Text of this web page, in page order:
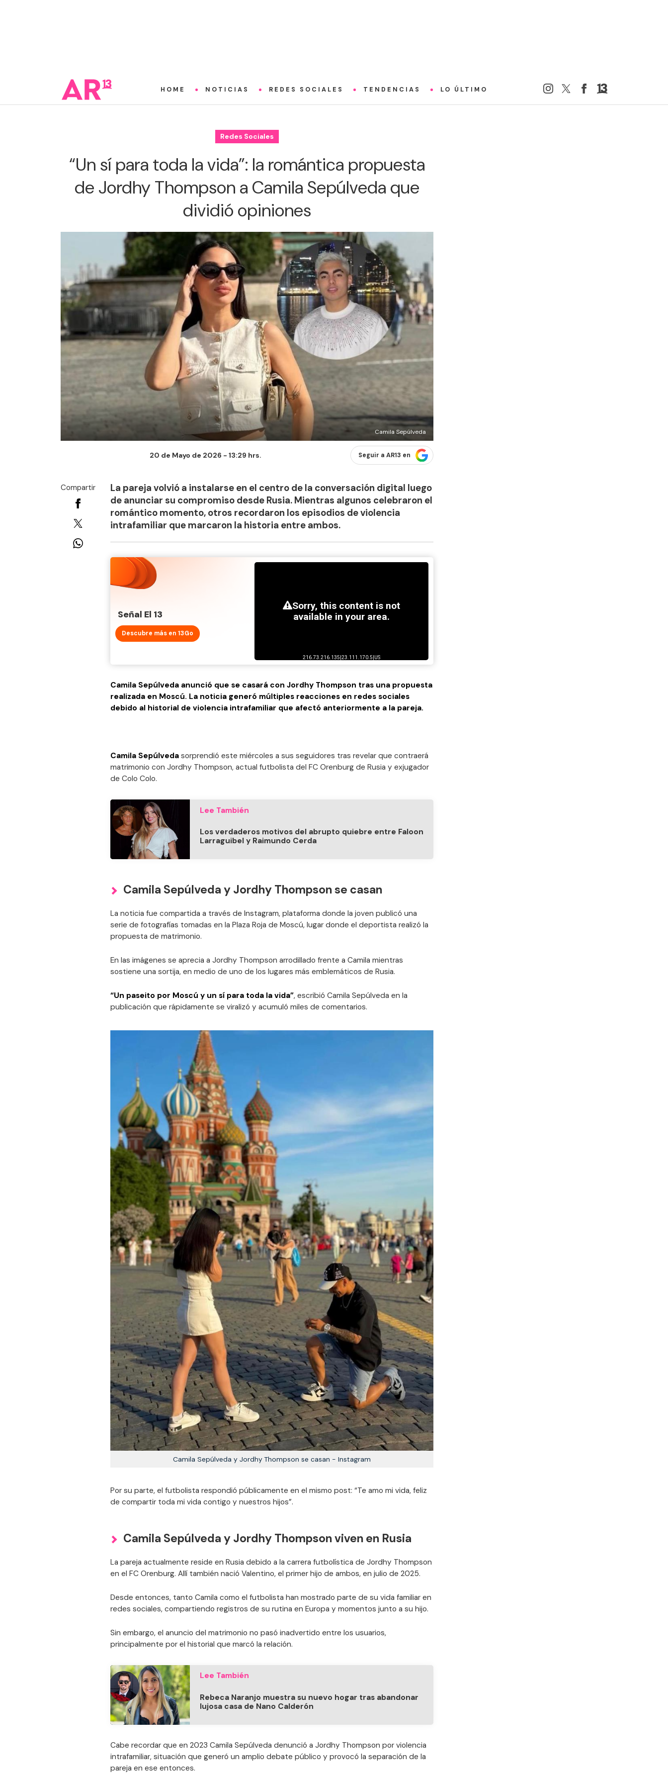
HOME NOTICIAS REDES SOCIALES TENDENCIAS LO ÚLTIMO
Redes Sociales
“Un sí para toda la vida”: la romántica propuesta
de Jordhy Thompson a Camila Sepúlveda que
dividió opiniones
Camila Sepúlveda
20 de Mayo de 2026 - 13:29 hrs. Seguir a AR13 en
Compartir
La pareja volvió a instalarse en el centro de la conversación digital luego
de anunciar su compromiso desde Rusia. Mientras algunos celebraron el
romántico momento, otros recordaron los episodios de violencia
intrafamiliar que marcaron la historia entre ambos.
Señal El 13
Descubre más en 13Go
Camila Sepúlveda anunció que se casará con Jordhy Thompson tras una propuesta
realizada en Moscú. La noticia generó múltiples reacciones en redes sociales
debido al historial de violencia intrafamiliar que afectó anteriormente a la pareja.
Camila Sepúlveda sorprendió este miércoles a sus seguidores tras revelar que contraerá
matrimonio con Jordhy Thompson, actual futbolista del FC Orenburg de Rusia y exjugador
de Colo Colo.
Lee También
Los verdaderos motivos del abrupto quiebre entre Faloon
Larraguibel y Raimundo Cerda
Camila Sepúlveda y Jordhy Thompson se casan
La noticia fue compartida a través de Instagram, plataforma donde la joven publicó una
serie de fotografías tomadas en la Plaza Roja de Moscú, lugar donde el deportista realizó la
propuesta de matrimonio.
En las imágenes se aprecia a Jordhy Thompson arrodillado frente a Camila mientras
sostiene una sortija, en medio de uno de los lugares más emblemáticos de Rusia.
“Un paseito por Moscú y un sí para toda la vida”, escribió Camila Sepúlveda en la
publicación que rápidamente se viralizó y acumuló miles de comentarios.
Camila Sepúlveda y Jordhy Thompson se casan - Instagram
Por su parte, el futbolista respondió públicamente en el mismo post: “Te amo mi vida, feliz
de compartir toda mi vida contigo y nuestros hijos”.
Camila Sepúlveda y Jordhy Thompson viven en Rusia
La pareja actualmente reside en Rusia debido a la carrera futbolística de Jordhy Thompson
en el FC Orenburg. Allí también nació Valentino, el primer hijo de ambos, en julio de 2025.
Desde entonces, tanto Camila como el futbolista han mostrado parte de su vida familiar en
redes sociales, compartiendo registros de su rutina en Europa y momentos junto a su hijo.
Sin embargo, el anuncio del matrimonio no pasó inadvertido entre los usuarios,
principalmente por el historial que marcó la relación.
Lee También
Rebeca Naranjo muestra su nuevo hogar tras abandonar
lujosa casa de Nano Calderón
Cabe recordar que en 2023 Camila Sepúlveda denunció a Jordhy Thompson por violencia
intrafamiliar, situación que generó un amplio debate público y provocó la separación de la
pareja en ese entonces.